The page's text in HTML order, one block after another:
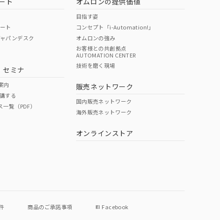
O O
ページへ
ください
ト
パンデスク
セミナ
内
する
覧（PDF）
目指す姿
コンセプト「i-Automation!」
オムロンの強み
お客様との共創拠点
AUTOMATION CENTER
技術を磨く現場
販売ネットワーク
国内販売ネットワーク
海外販売ネットワーク
オンラインストア
商品のご承諾事項 Facebook